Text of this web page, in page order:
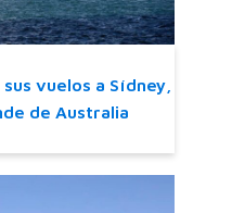
vuelos a Sídney,
de Australia